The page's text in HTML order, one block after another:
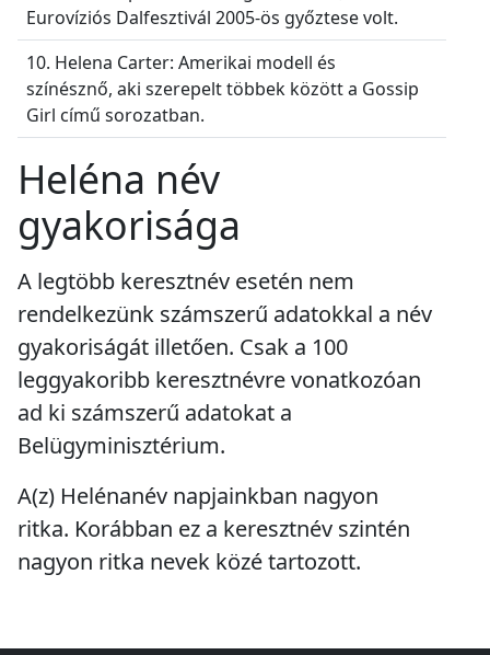
Eurovíziós Dalfesztivál 2005-ös győztese volt.
10. Helena Carter: Amerikai modell és
színésznő, aki szerepelt többek között a Gossip
Girl című sorozatban.
Heléna név
gyakorisága
A legtöbb keresztnév esetén nem
rendelkezünk számszerű adatokkal a név
gyakoriságát illetően. Csak a 100
leggyakoribb keresztnévre vonatkozóan
ad ki számszerű adatokat a
Belügyminisztérium.
A(z) Helénanév napjainkban nagyon
ritka. Korábban ez a keresztnév szintén
nagyon ritka nevek közé tartozott.